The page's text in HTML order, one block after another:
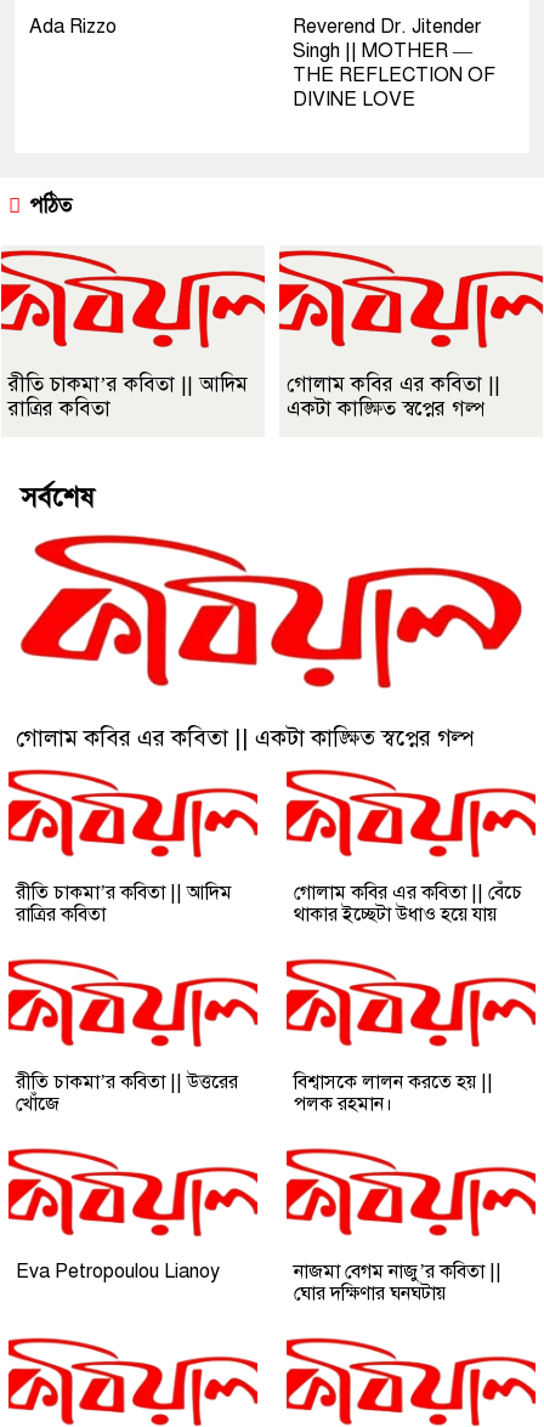
Ada Rizzo
Reverend Dr. Jitender
Singh || MOTHER —
THE REFLECTION OF
DIVINE LOVE
পঠিত
রীতি চাকমা’র কবিতা || আদিম
রাত্রির কবিতা
গোলাম কবির এর কবিতা ||
একটা কাঙ্ক্ষিত স্বপ্নের গল্প
সর্বশেষ
গোলাম কবির এর কবিতা || একটা কাঙ্ক্ষিত স্বপ্নের গল্প
রীতি চাকমা’র কবিতা || আদিম
রাত্রির কবিতা
গোলাম কবির এর কবিতা || বেঁচে
থাকার ইচ্ছেটা উধাও হয়ে যায়
রীতি চাকমা’র কবিতা || উত্তরের
খোঁজে
বিশ্বাসকে লালন করতে হয় ||
পলক রহমান।
Eva Petropoulou Lianoy
নাজমা বেগম নাজু’র কবিতা ||
ঘোর দক্ষিণার ঘনঘটায়